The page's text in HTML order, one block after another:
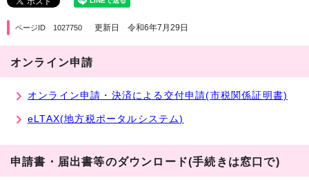
ページID 1027750 更新日 令和6年7月29日
オンライン申請
オンライン申請・決済による交付申請(市税関係証明書)
eLTAX(地方税ポータルシステム)
申請書・届出書等のダウンロード(手続きは窓口で)